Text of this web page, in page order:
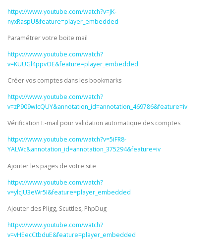
httpv://www.youtube.com/watch?v=JK-
nyxRaspU&feature=player_embedded
Paramétrer votre boite mail
httpv://www.youtube.com/watch?
v=KUUGl4ppvOE&feature=player_embedded
Créer vos comptes dans les bookmarks
httpv://www.youtube.com/watch?
v=zP909wIcQUY&annotation_id=annotation_469786&feature=iv
Vérification E-mail pour validation automatique des comptes
httpv://www.youtube.com/watch?v=5iFR8-
YALWc&annotation_id=annotation_375294&feature=iv
Ajouter les pages de votre site
httpv://www.youtube.com/watch?
v=ylcJU3eWr5I&feature=player_embedded
Ajouter des Pligg, Scuttles, PhpDug
httpv://www.youtube.com/watch?
v=vHEecCtbduE&feature=player_embedded